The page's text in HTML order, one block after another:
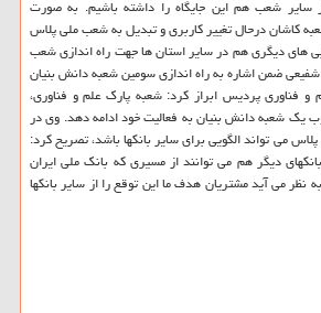
سایر شعب هم این جایگاه را داشته باشیم. به صورت
کاشان درحال تغییر کاربری و تبدیل به شعب ملی پلاس
های دیگری هم در سایر استان ها جهت راه اندازی شعب
ضمن اشاره به راه اندازی سومین شعبه دانش بنیان
و فناوری پردیس ابراز کرد: شعبه پارک علم و فناوری،
یک شعبه دانش بنیان به فعالیت خود ادامه دهد. وی در
می تواند الگویی برای سایر بانکها باشد، تصریح کرد:
دیگر هم می توانند از مسیری که بانک ملی ایران
نظر می آید مشتریان هدف ما این توقع را از سایر بانکها